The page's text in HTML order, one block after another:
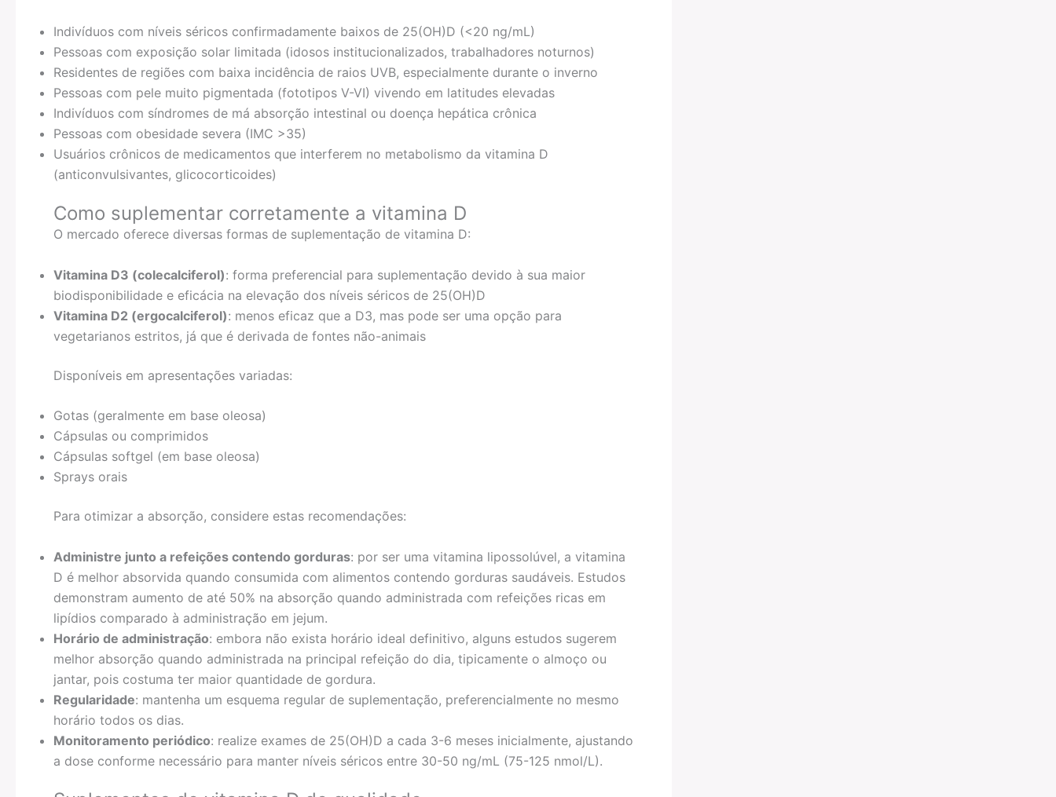
Indivíduos com níveis séricos confirmadamente baixos de 25(OH)D (<20 ng/mL)
Pessoas com exposição solar limitada (idosos institucionalizados, trabalhadores noturnos)
Residentes de regiões com baixa incidência de raios UVB, especialmente durante o inverno
Pessoas com pele muito pigmentada (fototipos V-VI) vivendo em latitudes elevadas
Indivíduos com síndromes de má absorção intestinal ou doença hepática crônica
Pessoas com obesidade severa (IMC >35)
Usuários crônicos de medicamentos que interferem no metabolismo da vitamina D
(anticonvulsivantes, glicocorticoides)
Como suplementar corretamente a vitamina D
O mercado oferece diversas formas de suplementação de vitamina D:
Vitamina D3 (colecalciferol): forma preferencial para suplementação devido à sua maior
biodisponibilidade e eficácia na elevação dos níveis séricos de 25(OH)D
Vitamina D2 (ergocalciferol): menos eficaz que a D3, mas pode ser uma opção para
vegetarianos estritos, já que é derivada de fontes não-animais
Disponíveis em apresentações variadas:
Gotas (geralmente em base oleosa)
Cápsulas ou comprimidos
Cápsulas softgel (em base oleosa)
Sprays orais
Para otimizar a absorção, considere estas recomendações:
Administre junto a refeições contendo gorduras: por ser uma vitamina lipossolúvel, a vitamina
D é melhor absorvida quando consumida com alimentos contendo gorduras saudáveis. Estudos
demonstram aumento de até 50% na absorção quando administrada com refeições ricas em
lipídios comparado à administração em jejum.
Horário de administração: embora não exista horário ideal definitivo, alguns estudos sugerem
melhor absorção quando administrada na principal refeição do dia, tipicamente o almoço ou
jantar, pois costuma ter maior quantidade de gordura.
Regularidade: mantenha um esquema regular de suplementação, preferencialmente no mesmo
horário todos os dias.
Monitoramento periódico: realize exames de 25(OH)D a cada 3-6 meses inicialmente, ajustando
a dose conforme necessário para manter níveis séricos entre 30-50 ng/mL (75-125 nmol/L).